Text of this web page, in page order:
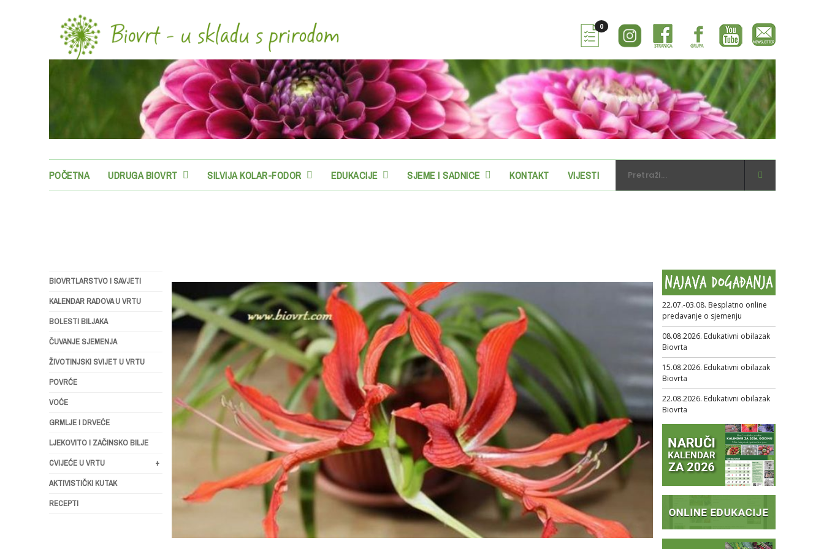
0
POČETNA UDRUGA BIOVRT SILVIJA KOLAR-FODOR EDUKACIJE SJEME I SADNICE KONTAKT VIJESTI WEBSHOP
BIOVRTLARSTVO I SAVJETI
KALENDAR RADOVA U VRTU
BOLESTI BILJAKA
ČUVANJE SJEMENJA
ŽIVOTINJSKI SVIJET U VRTU
POVRĆE
VOĆE
GRMLJE I DRVEĆE
LJEKOVITO I ZAČINSKO BILJE
CVIJEĆE U VRTU
+
AKTIVISTIČKI KUTAK
RECEPTI
22.07.-03.08. Besplatno online
predavanje o sjemenju
08.08.2026. Edukativni obilazak
Biovrta
15.08.2026. Edukativni obilazak
Biovrta
22.08.2026. Edukativni obilazak
Biovrta